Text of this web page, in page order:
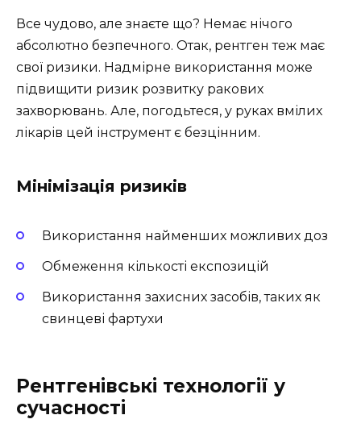
Все чудово, але знаєте що? Немає нічого
абсолютно безпечного. Отак, рентген теж має
свої ризики. Надмірне використання може
підвищити ризик розвитку ракових
захворювань. Але, погодьтеся, у руках вмілих
лікарів цей інструмент є безцінним.
Мінімізація ризиків
Використання найменших можливих доз
Обмеження кількості експозицій
Використання захисних засобів, таких як
свинцеві фартухи
Рентгенівські технології у
сучасності